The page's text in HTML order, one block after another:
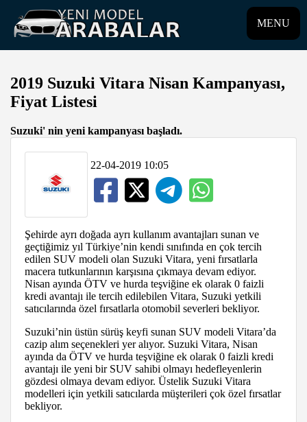
MENU
2019 Suzuki Vitara Nisan Kampanyası,
Fiyat Listesi
Suzuki' nin yeni kampanyası başladı.
22-04-2019 10:05
Şehirde ayrı doğada ayrı kullanım avantajları sunan ve
geçtiğimiz yıl Türkiye’nin kendi sınıfında en çok tercih
edilen SUV modeli olan Suzuki Vitara, yeni fırsatlarla
macera tutkunlarının karşısına çıkmaya devam ediyor.
Nisan ayında ÖTV ve hurda teşviğine ek olarak 0 faizli
kredi avantajı ile tercih edilebilen Vitara, Suzuki yetkili
satıcılarında özel fırsatlarla otomobil severleri bekliyor.
Suzuki’nin üstün sürüş keyfi sunan SUV modeli Vitara’da
cazip alım seçenekleri yer alıyor. Suzuki Vitara, Nisan
ayında da ÖTV ve hurda teşviğine ek olarak 0 faizli kredi
avantajı ile yeni bir SUV sahibi olmayı hedefleyenlerin
gözdesi olmaya devam ediyor. Üstelik Suzuki Vitara
modelleri için yetkili satıcılarda müşterileri çok özel fırsatlar
bekliyor.